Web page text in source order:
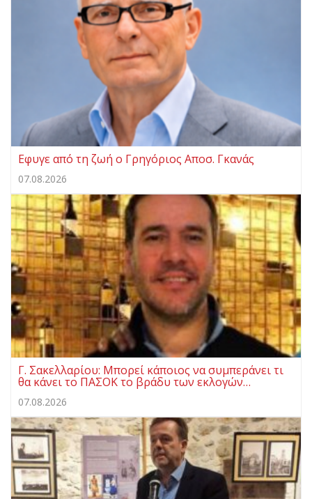
Eφυγε από τη ζωή ο Γρηγόριος Αποσ. Γκανάς
07.08.2026
Γ. Σακελλαρίου: Μπορεί κάποιος να συμπεράνει τι
θα κάνει το ΠΑΣΟΚ το βράδυ των εκλογών…
07.08.2026